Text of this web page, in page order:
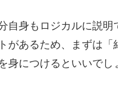
自身もロジカルに説明
があるため、
まずは「
身につけるといいでし